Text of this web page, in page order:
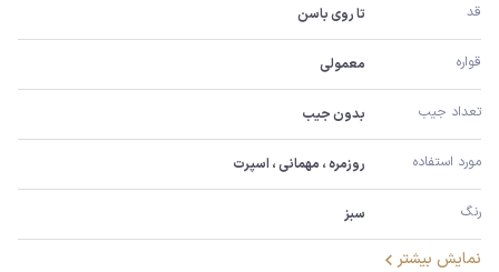
قد تا روی باسن
قواره معمولی
تعداد جیب بدون جیب
مورد استفاده روزمره ، مهمانی ، اسپرت
رنگ سبز
نمایش بیشتر